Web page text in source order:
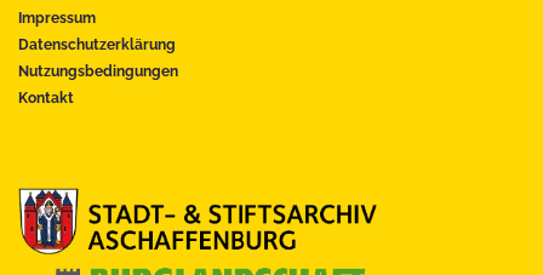
Impressum
Datenschutzerklärung
Nutzungsbedingungen
Kontakt